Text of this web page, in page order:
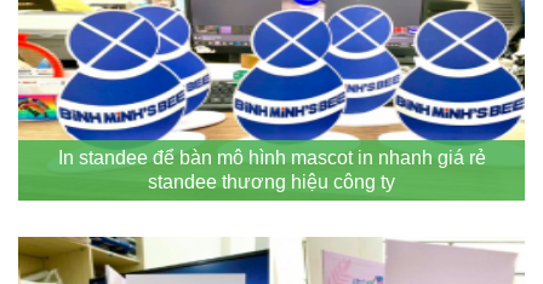
In standee để bàn mô hình mascot in nhanh giá rẻ
standee thương hiệu công ty